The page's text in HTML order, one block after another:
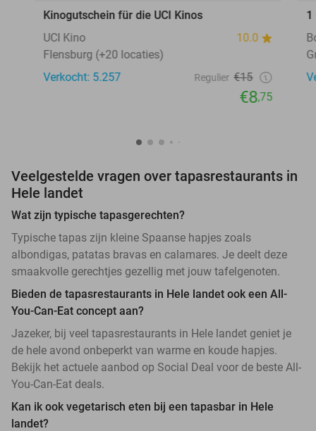
Kinogutschein für die UCI Kinos
UCI Kino
10.0
Flensburg (+20 locaties)
Verkocht: 5.257
Regulier €15
€8,75
1
Veelgestelde vragen over tapasrestaurants in
Hele landet
Wat zijn typische tapasgerechten?
Typische tapas zijn kleine Spaanse hapjes zoals
albondigas, patatas bravas en calamares. Je deelt deze
smaakvolle gerechtjes gezellig met jouw tafelgenoten.
Bieden de tapasrestaurants in Hele landet ook een All-
You-Can-Eat concept aan?
Jazeker, bij veel tapasrestaurants in Hele landet geniet je
de hele avond onbeperkt van warme en koude hapjes.
Bekijk het actuele aanbod op Social Deal voor de beste All-
You-Can-Eat deals.
Kan ik ook vegetarisch eten bij een tapasbar in Hele
landet?